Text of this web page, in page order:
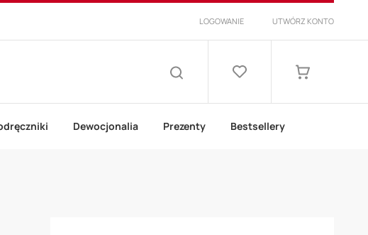
LOGOWANIE UTWÓRZ KONTO
Lista
Dewocjonalia Prezenty Bestsellery